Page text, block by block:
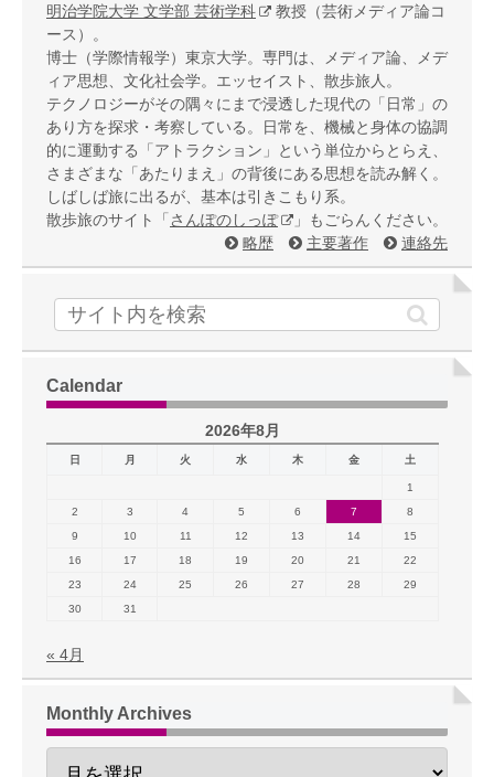
明治学院大学 文学部 芸術学科
教授（芸術メディア論コ
ース）。
博士（学際情報学）東京大学。専門は、メディア論、メデ
ィア思想、文化社会学。エッセイスト、散歩旅人。
テクノロジーがその隅々にまで浸透した現代の「日常」の
あり方を探求・考察している。日常を、機械と身体の協調
的に運動する「アトラクション」という単位からとらえ、
さまざまな「あたりまえ」の背後にある思想を読み解く。
しばしば旅に出るが、基本は引きこもり系。
散歩旅のサイト「 さんぽのしっぽ
」もごらんください。
略歴
主要著作 連絡先
Calendar
2026年8月
日 月 火 水 木 金 土
1
2
3 4 5 6 7
8
9
10 11 12 13 14
15
16
17 18 19 20 21
22
23
24 25 26 27 28
29
30
31
« 4月
Monthly Archives